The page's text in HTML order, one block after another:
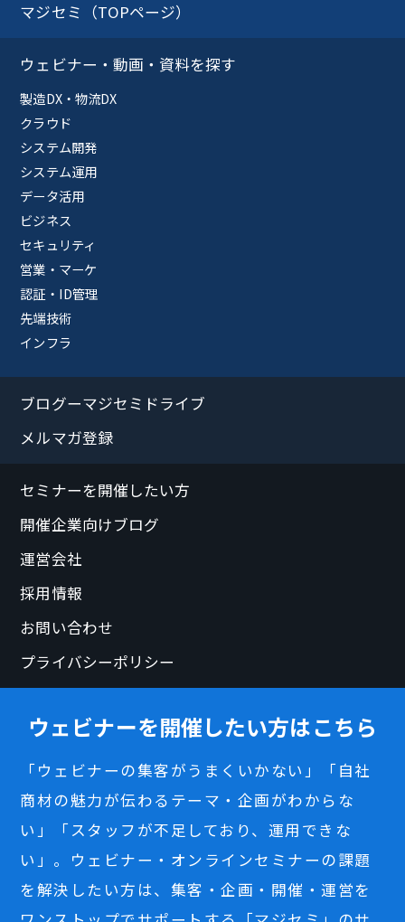
マジセミ（TOPページ）
ウェビナー・動画・資料を探す
製造DX・物流DX
クラウド
システム開発
システム運用
データ活用
ビジネス
セキュリティ
営業・マーケ
認証・ID管理
先端技術
インフラ
ブログーマジセミドライブ
メルマガ登録
セミナーを開催したい方
開催企業向けブログ
運営会社
採用情報
お問い合わせ
プライバシーポリシー
ウェビナーを開催したい方はこちら
「ウェビナーの集客がうまくいかない」「自社
商材の魅力が伝わるテーマ・企画がわからな
い」「スタッフが不足しており、運用できな
い」。ウェビナー・オンラインセミナーの課題
を解決したい方は、集客・企画・開催・運営を